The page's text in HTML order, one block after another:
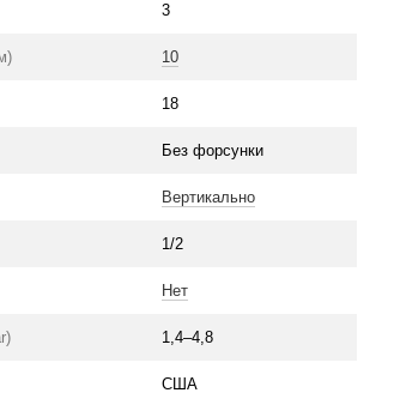
3
10
18
Без форсунки
Вертикально
1/2
Нет
1,4–4,8
США